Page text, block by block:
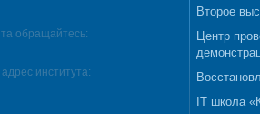
обращайтесь:
института:
Второе
Центр
IT школа